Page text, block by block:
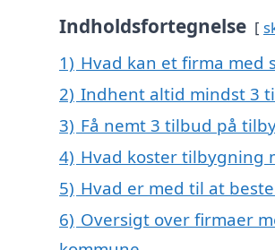
Indholdsfortegnelse
1) Hvad kan et firma med
2) Indhent altid mindst 3
3) Få nemt 3 tilbud på
4) Hvad koster tilbygning
5) Hvad er med til at
6) Oversigt over firmaer